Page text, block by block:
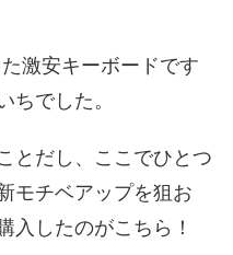
激安キーボードです
ちでした。
とだし、ここでひとつ
モチベアップを狙お
入したのがこちら！